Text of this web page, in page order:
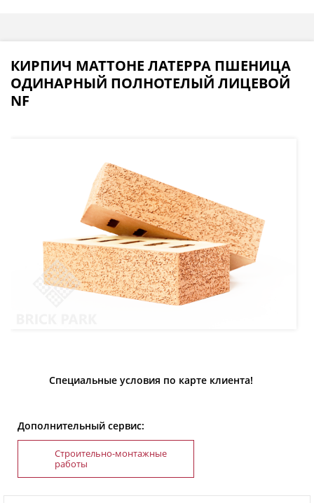
КИРПИЧ МАТТОНЕ ЛАТЕРРА ПШЕНИЦА
ОДИНАРНЫЙ ПОЛНОТЕЛЫЙ ЛИЦЕВОЙ
NF
Специальные условия по карте клиента!
Дополнительный сервис:
Строительно-монтажные
работы